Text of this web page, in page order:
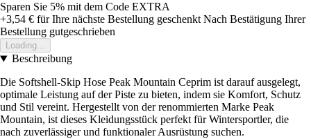
Sparen Sie 5% mit dem Code EXTRA
+3,54 € für Ihre nächste Bestellung geschenkt Nach Bestätigung Ihrer
Bestellung gutgeschrieben
Loading...
Beschreibung
Die Softshell-Skip Hose Peak Mountain Ceprim ist darauf ausgelegt,
optimale Leistung auf der Piste zu bieten, indem sie Komfort, Schutz
und Stil vereint. Hergestellt von der renommierten Marke Peak
Mountain, ist dieses Kleidungsstück perfekt für Wintersportler, die
nach zuverlässiger und funktionaler Ausrüstung suchen.